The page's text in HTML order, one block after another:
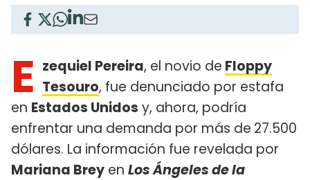
E zequiel Pereira, el novio de Floppy
Tesouro, fue denunciado por estafa
en Estados Unidos y, ahora, podría
enfrentar una demanda por más de 27.500
dólares. La información fue revelada por
Mariana Brey en Los Ángeles de la